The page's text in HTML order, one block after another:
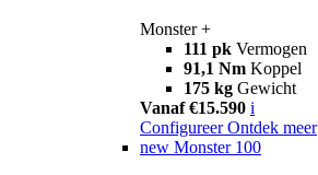
Monster +
111 pk Vermogen
91,1 Nm Koppel
175 kg Gewicht
Vanaf €15.590 i
Configureer Ontdek meer
new Monster 100